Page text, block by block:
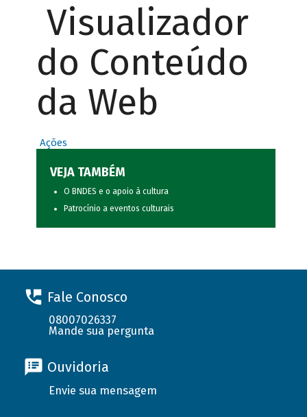
Visualizador
do Conteúdo
da Web
Ações
VEJA TAMBÉM
O BNDES e o apoio à cultura
Patrocínio a eventos culturais
Fale Conosco
08007026337
Mande sua pergunta
Ouvidoria
Envie sua mensagem